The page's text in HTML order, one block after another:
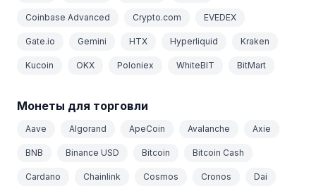
Coinbase Advanced Crypto.com EVEDEX
Gate.io Gemini HTX Hyperliquid Kraken
Kucoin OKX Poloniex WhiteBIT BitMart
Монеты для торговли
Aave Algorand ApeCoin Avalanche Axie
BNB Binance USD Bitcoin Bitcoin Cash
Cardano Chainlink Cosmos Cronos Dai